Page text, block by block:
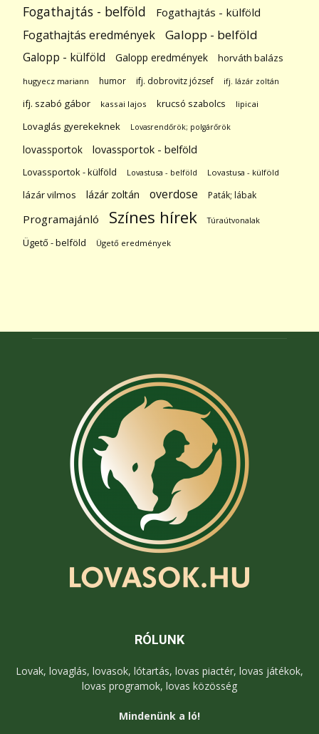
Fogathajtás - belföld Fogathajtás - külföld
Fogathajtás eredmények Galopp - belföld
Galopp - külföld Galopp eredmények horváth balázs
hugyecz mariann humor ifj. dobrovitz józsef ifj. lázár zoltán
ifj. szabó gábor kassai lajos krucsó szabolcs lipicai
Lovaglás gyerekeknek Lovasrendőrök; polgárőrök
lovassportok lovassportok - belföld
Lovassportok - külföld Lovastusa - belföld Lovastusa - külföld
lázár vilmos lázár zoltán overdose Paták; lábak
Programajánló Színes hírek Túraútvonalak
Ügető - belföld Ügető eredmények
RÓLUNK
Lovak, lovaglás, lovasok, lótartás, lovas piactér, lovas játékok,
lovas programok, lovas közösség
Mindenünk a ló!